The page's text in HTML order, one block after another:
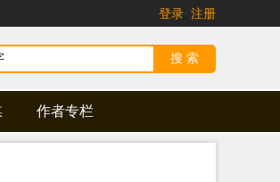
登录 注册
作者专栏